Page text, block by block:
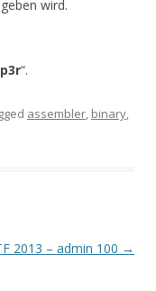
wird.
“.
assembler, binary,
2013 – admin 100 →